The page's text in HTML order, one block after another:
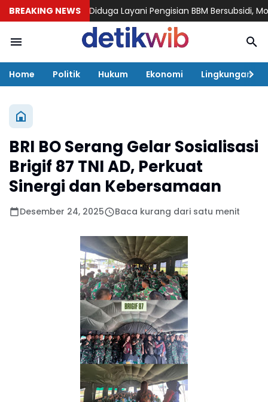
BREAKING NEWSDiduga Layani Pengisian BBM Bersubsidi, Modus
Home Politik Hukum Ekonomi Lingkungan
BRI BO Serang Gelar Sosialisasi
Brigif 87 TNI AD, Perkuat
Sinergi dan Kebersamaan
Desember 24, 2025 Baca kurang dari satu menit